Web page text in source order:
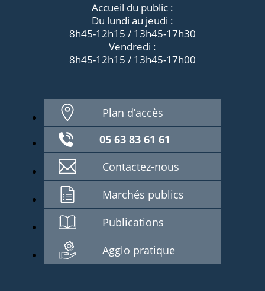
Accueil du public :
Du lundi au jeudi :
8h45-12h15 / 13h45-17h30
Vendredi :
8h45-12h15 / 13h45-17h00
Plan d’accès
05 63 83 61 61
Contactez-nous
Marchés publics
Publications
Agglo pratique